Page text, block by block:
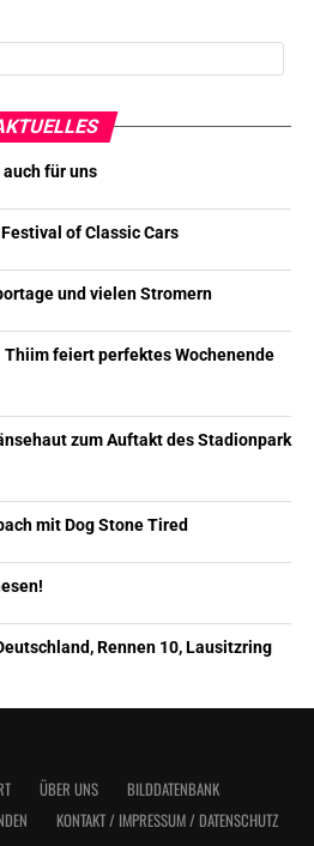
für uns
of Classic Cars
und vielen Stromern
feiert perfektes Wochenende
zum Auftakt des Stadionpark
mit Dog Stone Tired
Rennen 10, Lausitzring
ÜBER UNS
BILDDATENBANK
KONTAKT / IMPRESSUM / DATENSCHUTZ